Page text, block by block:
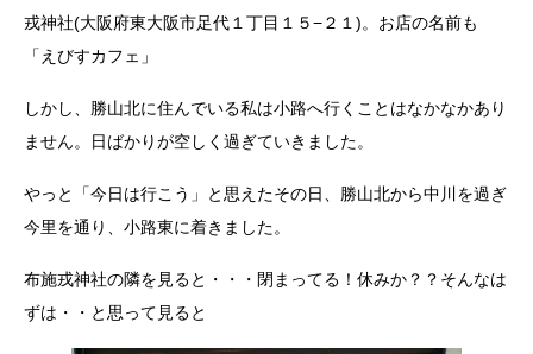
戎神社(大阪府東大阪市足代１丁目１５−２１)。お店の名前も
「えびすカフェ」
しかし、勝山北に住んでいる私は小路へ行くことはなかなかあり
ません。日ばかりが空しく過ぎていきました。
やっと「今日は行こう」と思えたその日、勝山北から中川を過ぎ
今里を通り、小路東に着きました。
布施戎神社の隣を見ると・・・閉まってる！休みか？？そんなは
ずは・・と思って見ると